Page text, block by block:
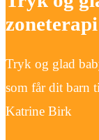
Tryk og glad
som får dit barn
Katrine Birk